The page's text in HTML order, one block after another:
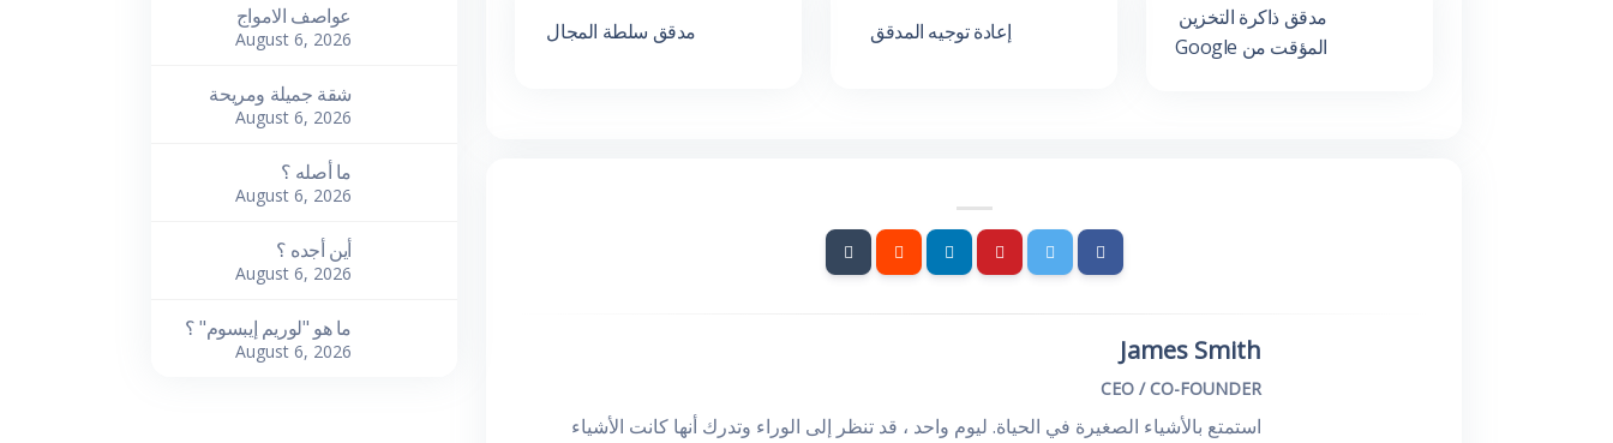
مدقق ذاكرة التخزين
المؤقت من Google
إعادة توجيه المدقق مدقق سلطة المجال
James Smith
CEO / CO-FOUNDER
استمتع بالأشياء الصغيرة في الحياة. ليوم واحد ، قد تنظر إلى الوراء وتدرك أنها كانت الأشياء
عواصف الامواج
August 6, 2026
شقة جميلة ومريحة
August 6, 2026
ما أصله ؟
August 6, 2026
أين أجده ؟
August 6, 2026
ما هو "لوريم إيبسوم" ؟
August 6, 2026